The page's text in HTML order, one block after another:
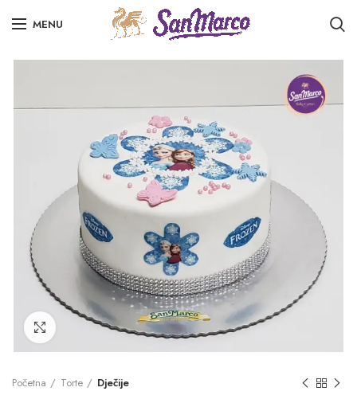
MENU
Click to enlarge
Početna Torte Dječije